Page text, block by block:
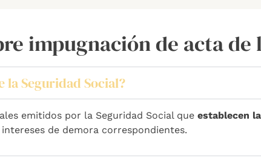
impugnación de acta
la Seguridad Social?
emitidos por la Seguridad Social que establecen
de demora correspondientes.